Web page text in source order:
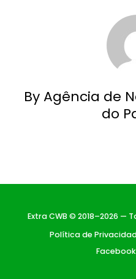
By Agência de
do
Extra CWB © 2018–2026 —
Política de
Facebook